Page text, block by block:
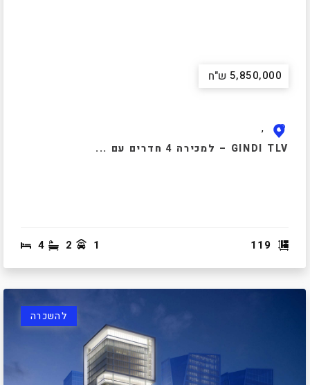
5,850,000 ש"ח
,
GINDI TLV – למכירה 4 חדרים עם ...
119
4 2 1
להשכרה